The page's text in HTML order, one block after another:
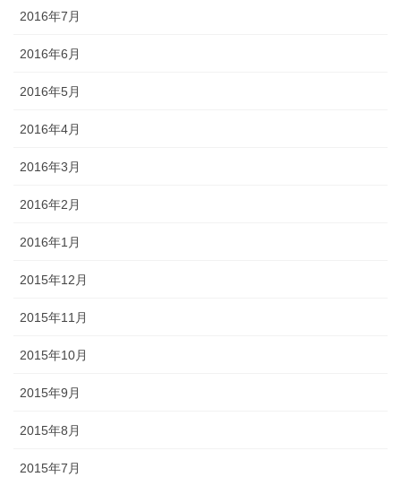
2016年7月
2016年6月
2016年5月
2016年4月
2016年3月
2016年2月
2016年1月
2015年12月
2015年11月
2015年10月
2015年9月
2015年8月
2015年7月